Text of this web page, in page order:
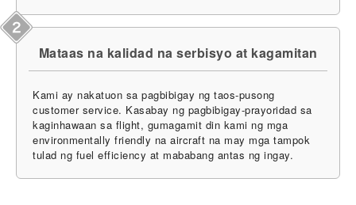
Mataas na kalidad na serbisyo at kagamitan
Kami ay nakatuon sa pagbibigay ng taos-pusong
customer service. Kasabay ng pagbibigay-prayoridad sa
kaginhawaan sa flight, gumagamit din kami ng mga
environmentally friendly na aircraft na may mga tampok
tulad ng fuel efficiency at mababang antas ng ingay.